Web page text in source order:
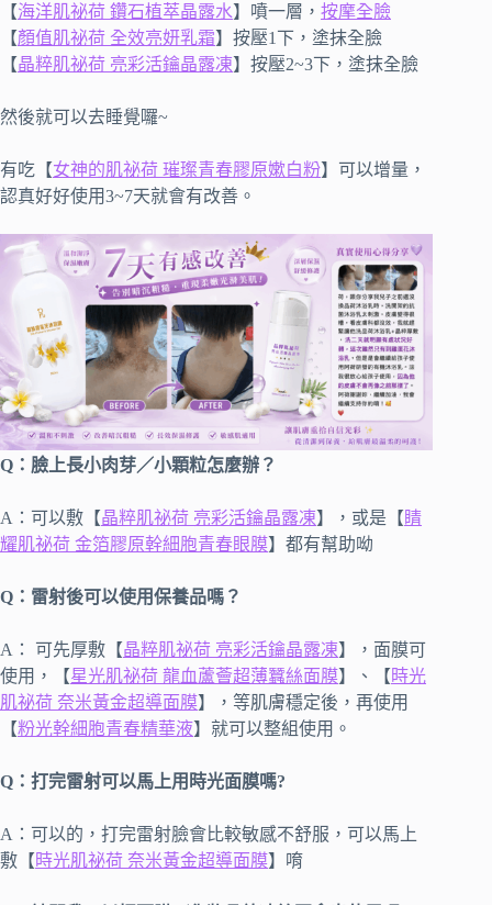
【海洋肌祕荷 鑽石植萃晶露水】噴一層， 按摩全臉
【顏值肌祕荷 全效亮妍乳霜】按壓1下，塗抹全臉
【晶粹肌祕荷 亮彩活鑰晶露凍】按壓2~3下，塗抹全臉
然後就可以去睡覺囉~
有吃【女神的肌祕荷 璀璨青春膠原嫰白粉】可以增量，
認真好好使用3~7天就會有改善。
Q：臉上長小肉芽／小顆粒怎麼辦？
A：可以敷【晶粹肌祕荷 亮彩活鑰晶露凍】，或是【睛
耀肌祕荷 金箔膠原幹細胞青春眼膜】都有幫助呦
Q：雷射後可以使用保養品嗎？
A： 可先厚敷【晶粹肌祕荷 亮彩活鑰晶露凍】，面膜可
使用，【星光肌祕荷 龍血蘆薈超薄蠶絲面膜】、【時光
肌祕荷 奈米黃金超導面膜】，等肌膚穩定後，再使用
【粉光幹細胞青春精華液】就可以整組使用。
Q：打完雷射可以馬上用時光面膜嗎?
A：可以的，打完雷射臉會比較敏感不舒服，可以馬上
敷【時光肌祕荷 奈米黃金超導面膜】唷